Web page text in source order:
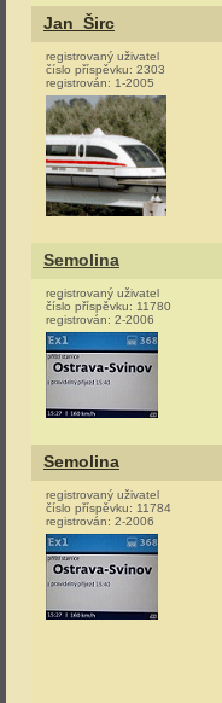
Jan_Širc
registrovaný uživatel
číslo příspěvku: 2303
registrován: 1-2005
Semolina
registrovaný uživatel
číslo příspěvku: 11780
registrován: 2-2006
Semolina
registrovaný uživatel
číslo příspěvku: 11784
registrován: 2-2006